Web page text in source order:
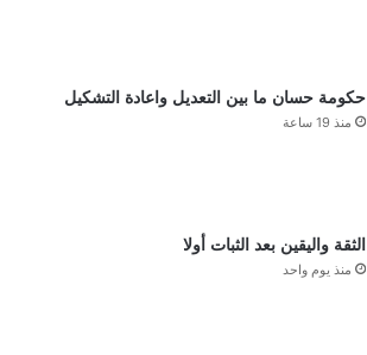
حكومة حسان ما بين التعديل واعادة التشكيل
منذ 19 ساعة
الثقة واليقين بعد الثبات أولا
منذ يوم واحد